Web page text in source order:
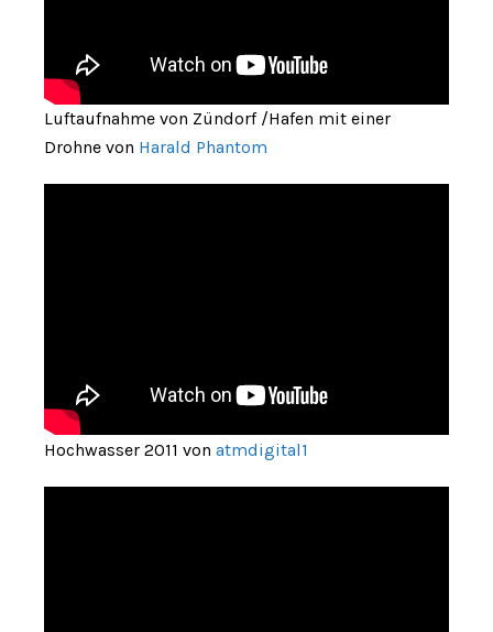
Luftaufnahme von Zündorf /Hafen mit einer
Drohne von Harald Phantom
Hochwasser 2011 von atmdigital1